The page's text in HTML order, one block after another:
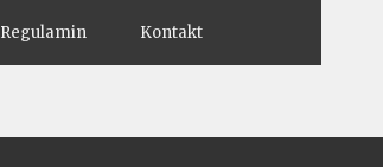
Regulamin Kontakt